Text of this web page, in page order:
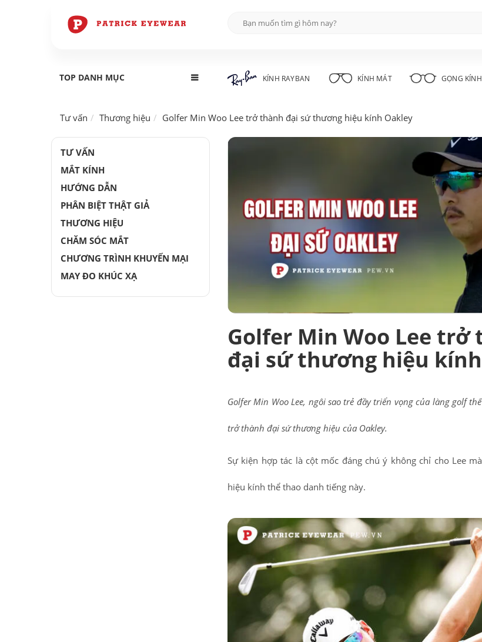
TOP DANH MỤC KÍNH RAYBAN KÍNH MÁT GỌNG KÍNH
Tư vấn Thương hiệu Golfer Min Woo Lee trở thành đại sứ thương hiệu kính Oakley
TƯ VẤN
MẮT KÍNH
HƯỚNG DẪN
PHÂN BIỆT THẬT GIẢ
THƯƠNG HIỆU
CHĂM SÓC MẮT
CHƯƠNG TRÌNH KHUYẾN MẠI
MAY ĐO KHÚC XẠ
Golfer Min Woo Lee trở
đại sứ thương hiệu
Golfer Min Woo Lee, ngôi sao trẻ đầy triển vọng của làng golf
trở thành đại sứ thương hiệu của Oakley.
Sự kiện hợp tác là cột mốc đáng chú ý không chỉ cho Lee
hiệu kính thể thao danh tiếng này.